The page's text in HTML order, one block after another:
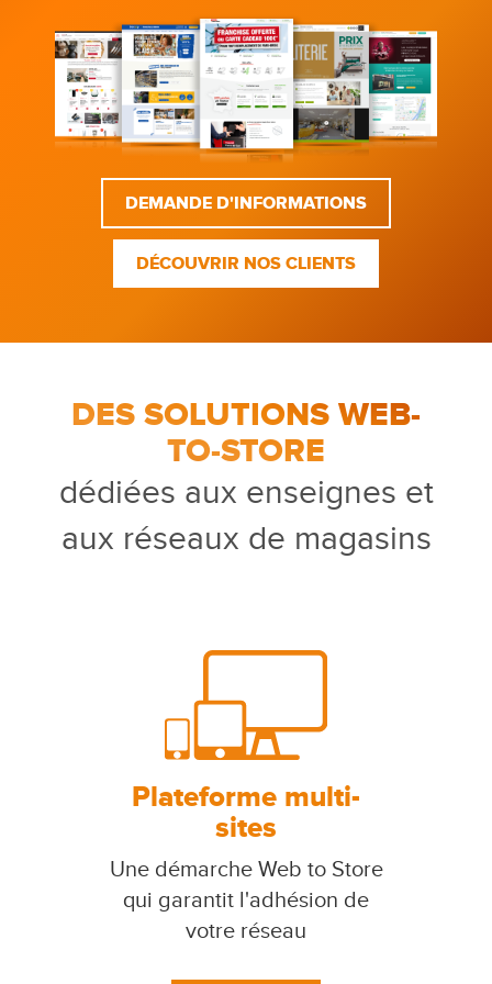
DEMANDE D'INFORMATIONS
DÉCOUVRIR NOS CLIENTS
DES SOLUTIONS WEB-
TO-STORE
dédiées aux enseignes et
aux réseaux de magasins
Plateforme multi-
sites
Une démarche Web to Store
qui garantit l'adhésion de
votre réseau